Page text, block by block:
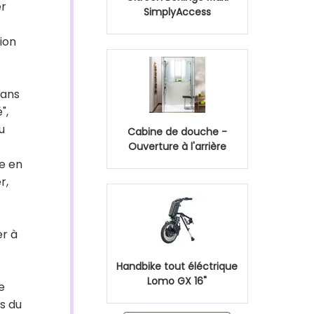
en
à
du
SimplyAccess
Cabine de douche -
Ouverture à l'arrière
Handbike tout éléctrique
Lomo GX 16"